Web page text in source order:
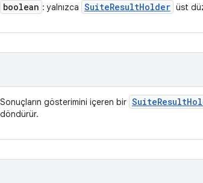
boolean : yalnızca SuiteResultHolder üst
Sonuçların gösterimini içeren bir SuiteResult
döndürür.